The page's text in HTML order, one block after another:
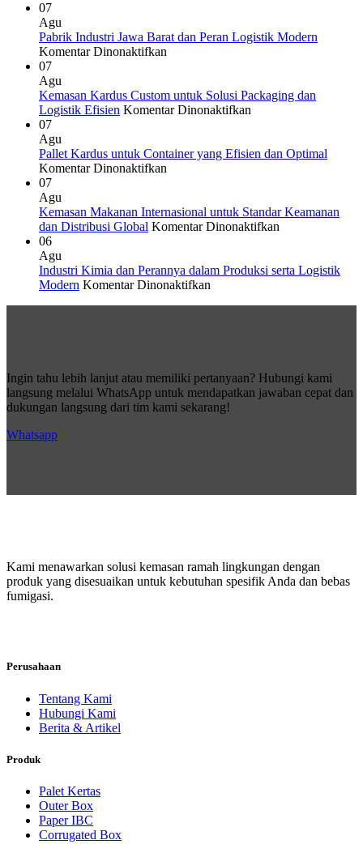
07
Agu
Pabrik Industri Jawa Barat dan Peran Logistik Modern
Komentar Dinonaktifkan
Jawa
Barat
Logistik
07
Agu
Kemasan Kardus Custom untuk Solusi Packaging dan
Logistik Efisien Komentar Dinonaktifkan
Custom
dan
Logistik
07
Agu
Pallet Kardus untuk Container yang Efisien dan Optimal
Komentar Dinonaktifkan
untuk
Container
dan
Optimal
07
Agu
Kemasan Makanan Internasional untuk Standar Keamanan
dan Distribusi Global Komentar Dinonaktifkan
Internasional
06
Agu
Industri Kimia dan Perannya dalam Produksi serta Logistik
Modern Komentar Dinonaktifkan
Produksi
serta
Logistik
Modern
Ingin tahu lebih lanjut atau memiliki pertanyaan? Hubungi kami
langsung melalui WhatsApp untuk mendapatkan jawaban cepat dan
dukungan langsung dari tim kami sekarang!
Whatsapp
Kami menawarkan solusi kemasan ramah lingkungan dengan
produk yang disesuaikan untuk kebutuhan spesifik Anda dan bebas
fumigasi.
Perusahaan
Tentang Kami
Hubungi Kami
Berita & Artikel
Produk
Palet Kertas
Outer Box
Paper IBC
Corrugated Box